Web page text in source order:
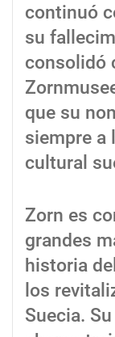
continuó
su
consolidó
que su
siempre a
cultural
Zorn es
grandes
historia
los
Suecia.